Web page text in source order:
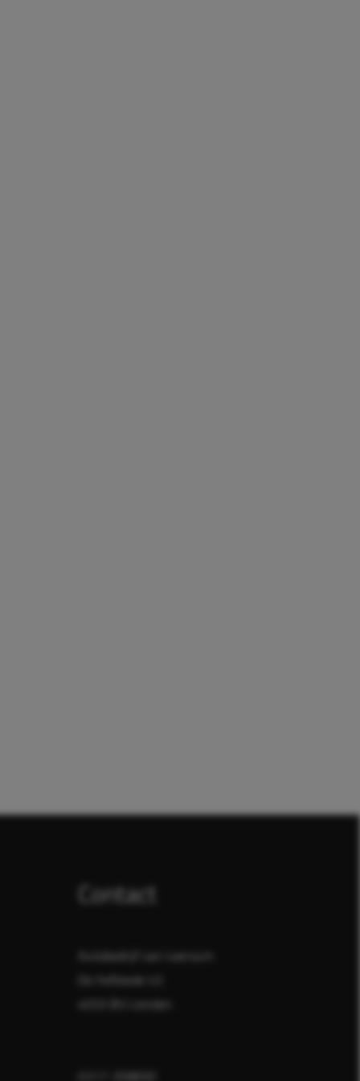
Contact
Autobedrijf van Leersum
De Hofstede 43
4033 BV Lienden
0317-358830